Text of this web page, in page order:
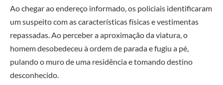
Ao chegar ao endereço informado, os policiais identificaram
um suspeito com as características físicas e vestimentas
repassadas. Ao perceber a aproximação da viatura, o
homem desobedeceu à ordem de parada e fugiu a pé,
pulando o muro de uma residência e tomando destino
desconhecido.